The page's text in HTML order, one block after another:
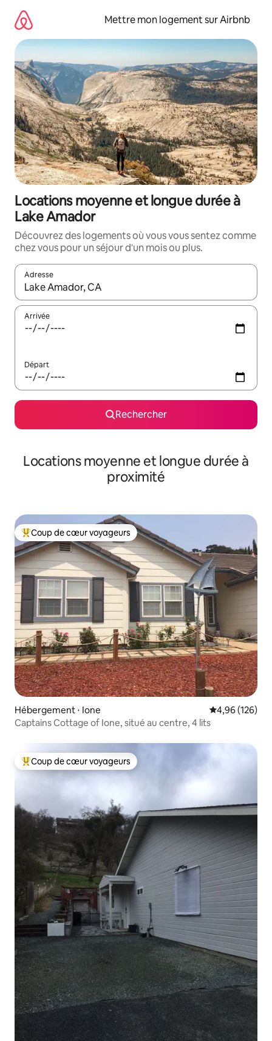
directement
contenu
Mettre mon logement sur Airbnb
Locations moyenne et longue durée à
Lake Amador
Découvrez des logements où vous vous sentez comme
chez vous pour un séjour d'un mois ou plus.
Adresse
Lorsque les résultats s'affichent, utilisez les flèches vers le
Arrivée
Départ
Rechercher
Locations moyenne et longue durée à
proximité
Coups de cœur voyageurs les plus appréciés
Coup de cœur voyageurs
Hébergement ⋅ Ione Évaluation
4,96 (126)
Captains Cottage of Ione, situé au centre, 4 lits
Coups de cœur voyageurs les plus appréciés
Coup de cœur voyageurs